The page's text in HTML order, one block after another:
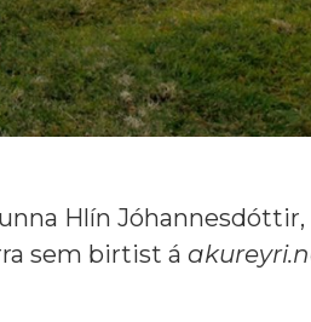
Hlín Jóhannesdóttir,
sem birtist á